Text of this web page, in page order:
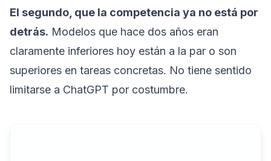
El segundo, que la competencia ya no está por
detrás. Modelos que hace dos años eran
claramente inferiores hoy están a la par o son
superiores en tareas concretas. No tiene sentido
limitarse a ChatGPT por costumbre.